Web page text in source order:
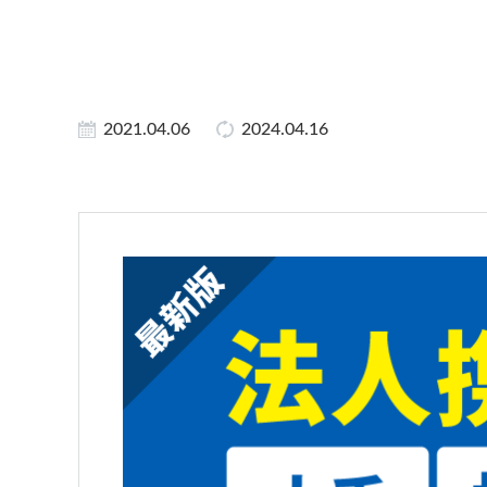
2021.04.06 2024.04.16